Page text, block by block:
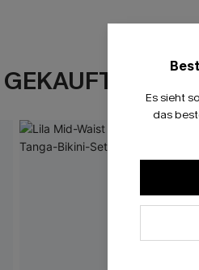
Es sieht
das